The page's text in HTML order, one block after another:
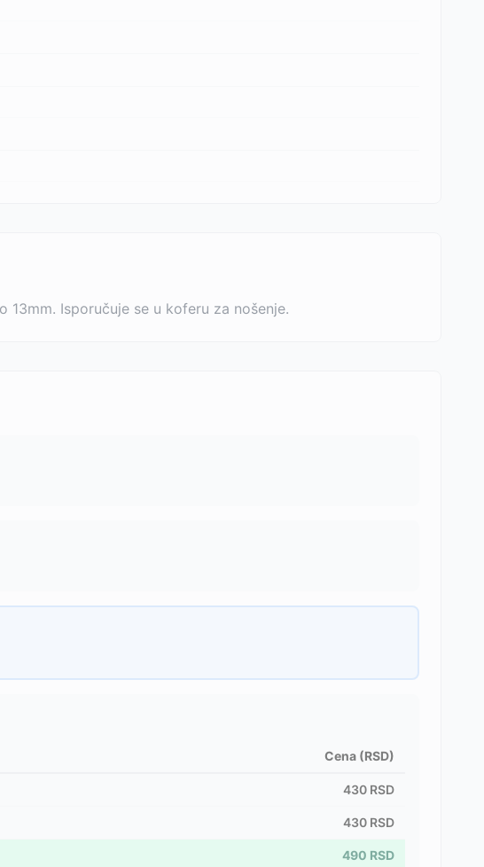
13mm. Isporučuje se u koferu za nošenje.
Cena (RSD)
430 RSD
430 RSD
490 RSD